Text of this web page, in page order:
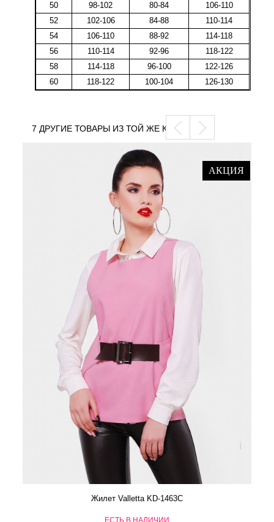
50
98-102 80-84
106-110
52
102-106 84-88
110-114
54
106-110 88-92
114-118
56
110-114 92-96
118-122
58
114-118 96-100
122-126
60
118-122 100-104 126-130
7 ДРУГИЕ ТОВАРЫ ИЗ ТОЙ ЖЕ КАТЕГОРИИ
АКЦИЯ
Жилет Valletta KD-1463C
ЕСТЬ В НАЛИЧИИ